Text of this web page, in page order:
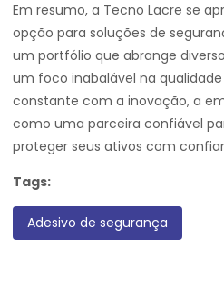
Em resumo, a Tecno Lacre se
opção para soluções de
um portfólio que abrange
um foco inabalável na
constante com a inovação, a
como uma parceira confiável
proteger seus ativos com
Tags:
Adesivo de segurança